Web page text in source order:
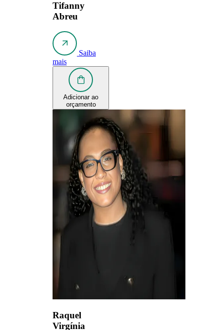
Tifanny
Abreu
Saiba
mais
Adicionar ao
orçamento
Raquel
Virgínia